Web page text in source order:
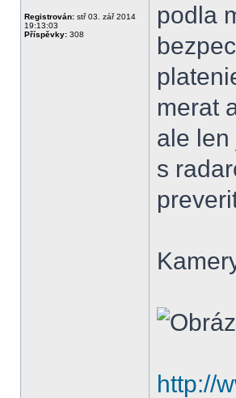
Registrován: stř 03. zář 2014
19:13:03
Příspěvky: 308
podla
merat
ale len
s
http://